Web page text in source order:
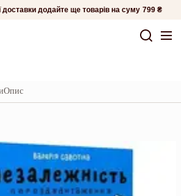
доставки додайте ще товарів на суму 799 ₴
Опис